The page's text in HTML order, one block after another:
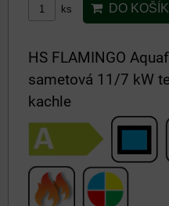
ks DO
HS FLAMINGO
sametová 11/7 kW
kachle